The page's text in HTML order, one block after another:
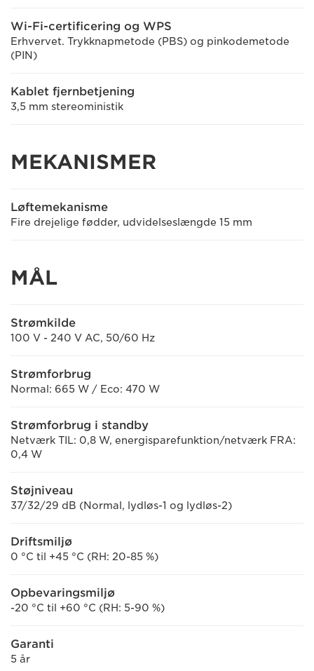
Wi-Fi-certificering og WPS
Erhvervet. Trykknapmetode (PBS) og pinkodemetode
(PIN)
Kablet fjernbetjening
3,5 mm stereoministik
MEKANISMER
Løftemekanisme
Fire drejelige fødder, udvidelseslængde 15 mm
MÅL
Strømkilde
100 V - 240 V AC, 50/60 Hz
Strømforbrug
Normal: 665 W / Eco: 470 W
Strømforbrug i standby
Netværk TIL: 0,8 W, energisparefunktion/netværk FRA:
0,4 W
Støjniveau
37/32/29 dB (Normal, lydløs-1 og lydløs-2)
Driftsmiljø
0 °C til +45 °C (RH: 20-85 %)
Opbevaringsmiljø
-20 °C til +60 °C (RH: 5-90 %)
Garanti
5 år